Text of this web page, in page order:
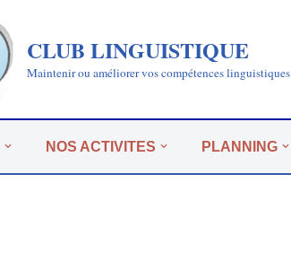
CLUB LINGUISTIQUE
Maintenir ou améliorer vos compétences linguistiques
NOS ACTIVITES PLANNING